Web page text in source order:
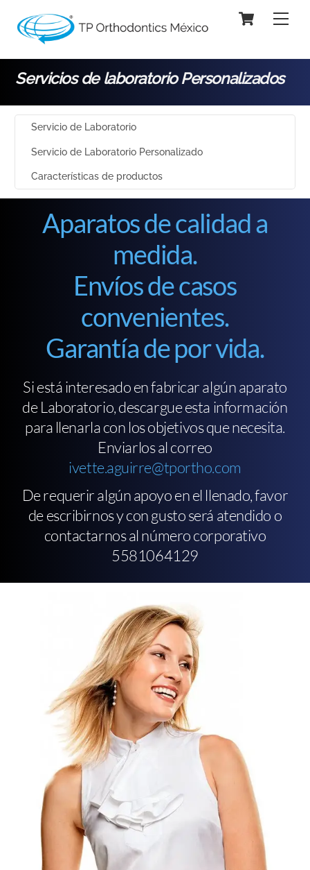
content
Cart
Servicios de laboratorio Personalizados
Servicio de Laboratorio
Servicio de Laboratorio Personalizado
Características de productos
Aparatos de calidad a
medida.
Envíos de casos
convenientes.
Garantía de por vida.
Si está interesado en fabricar algún aparato
de Laboratorio, descargue esta información
para llenarla con los objetivos que necesita.
Enviarlos al correo
ivette.aguirre@tportho.com
De requerir algún apoyo en el llenado, favor
de escribirnos y con gusto será atendido o
contactarnos al número corporativo
5581064129